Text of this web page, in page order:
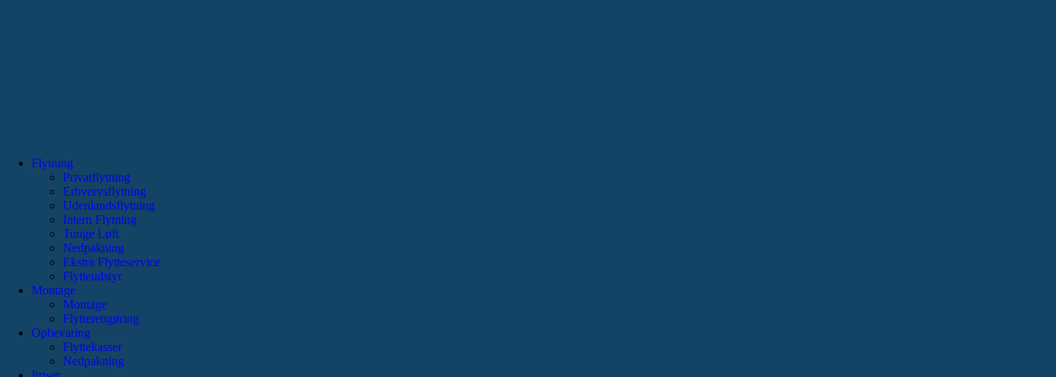
Flytning
Privatflytning
Erhvervsflytning
Udenlandsflytning
Intern Flytning
Tunge Løft
Nedpakning
Ekstra Flytteservice
Flytteudstyr
Montage
Montage
Flytterengøring
Opbevaring
Flyttekasser
Nedpakning